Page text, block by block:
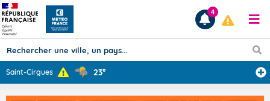
Prévisions
4
Saint-Cirgues 23°